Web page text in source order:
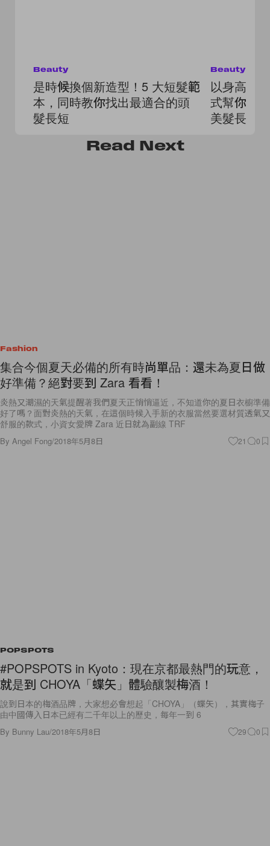
Beauty
是時候換個新造型！5 大短髮範
本，同時教你找出最適合的頭
髮長短
Beauty
以身高、
式幫你算
美髮長！
Read Next
Fashion
集合今個夏天必備的所有時尚單品：還未為夏日做
好準備？絕對要到 Zara 看看！
炎熱又潮濕的天氣提醒著我們夏天正悄悄逼近，不知道你的夏日衣櫥準備
好了嗎？面對炎熱的天氣，在這個時候入手新的衣服當然要選材質透氣又
舒服的款式，小資女愛牌 Zara 近日就為副線 TRF
By Angel Fong/2018年5月8日 21 0
POPSPOTS
#POPSPOTS in Kyoto：現在京都最熱門的玩意，
就是到 CHOYA「蝶矢」體驗釀製梅酒！
說到日本的梅酒品牌，大家想必會想起「CHOYA」（蝶矢），其實梅子
由中國傳入日本已經有二千年以上的歷史，每年一到 6
By Bunny Lau/2018年5月8日 29 0